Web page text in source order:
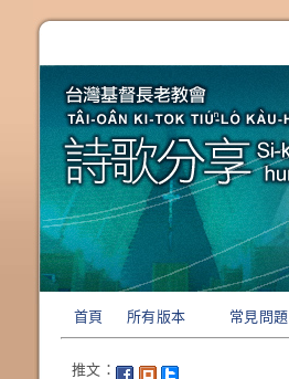
首頁 所有版本 常見問題
推文：